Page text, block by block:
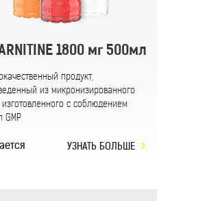
1800 мг 500мл
продукт,
из микронизированного
с соблюдением
GMP
УЗНАТЬ БОЛЬШЕ